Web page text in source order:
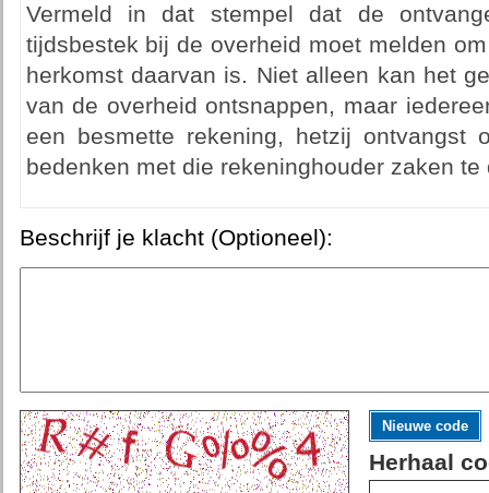
Vermeld in dat stempel dat de
tijdsbestek bij de overheid moet melden
herkomst daarvan is. Niet alleen kan het
van de overheid ontsnappen, maar
een besmette rekening, hetzij ontvangst
bedenken met die rekeninghouder zaken te
Beschrijf je klacht (Optioneel):
Nieuwe code
Herhaal